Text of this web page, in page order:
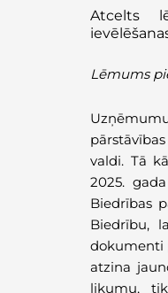
Atcelts
Lēmums
valdi. Tā
2025.
Biedrības
Biedrību,
dokumenti
atzina
likumu,